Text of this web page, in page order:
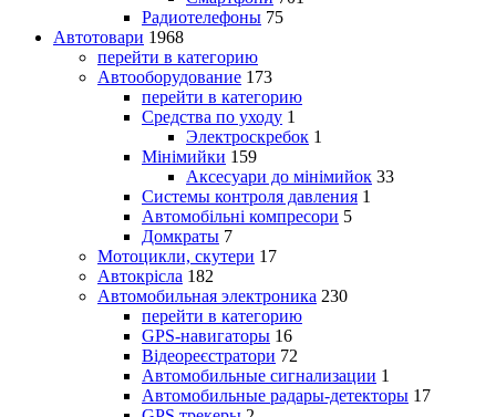
Радиотелефоны 75
Автотовари 1968
перейти в категорию
Автооборудование 173
перейти в категорию
Средства по уходу 1
Электроскребок 1
Мінімийки 159
Аксесуари до мінімийок 33
Системы контроля давления 1
Автомобільні компресори 5
Домкраты 7
Мотоцикли, скутери 17
Автокрісла 182
Автомобильная электроника 230
перейти в категорию
GPS-навигаторы 16
Відеореєстратори 72
Автомобильные сигнализации 1
Автомобильные радары-детекторы 17